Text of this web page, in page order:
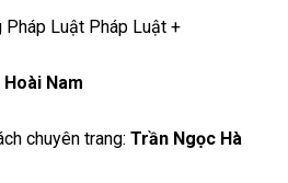
Pháp Luật Pháp Luật +
Nam
chuyên trang: Trần Ngọc Hà